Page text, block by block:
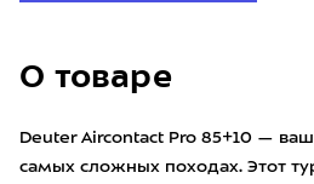
О товаре
Deuter Aircontact Pro 85+10 —
самых сложных походах. Этот